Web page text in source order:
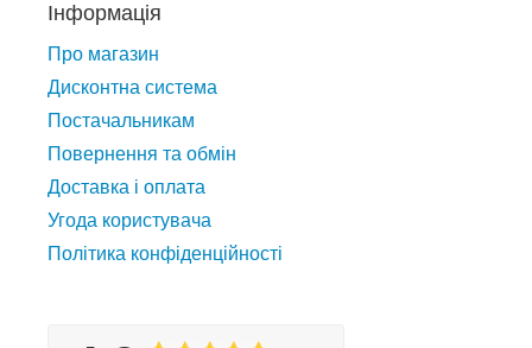
Інформація
Про магазин
Дисконтна система
Постачальникам
Повернення та обмін
Доставка і оплата
Угода користувача
Політика конфіденційності